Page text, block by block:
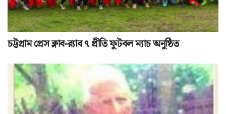
চট্টগ্রাম প্রেস ক্লাব-র‌্যাব ৭ প্রীতি ফুটবল ম্যাচ অনুষ্ঠিত